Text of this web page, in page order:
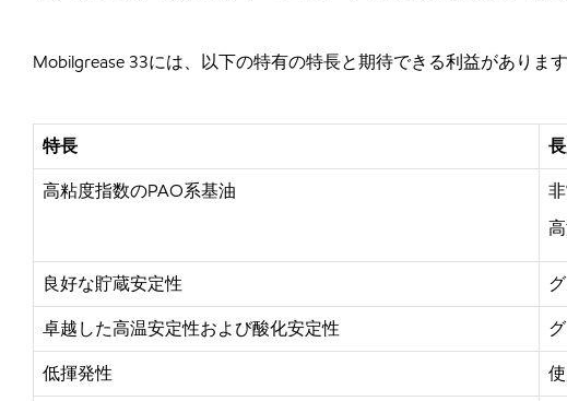
Mobilgrease 33には、以下の特有の特長と期待できる利益があります
特長
高粘度指数のPAO系基油
良好な貯蔵安定性
卓越した高温安定性および酸化安定性
低揮発性